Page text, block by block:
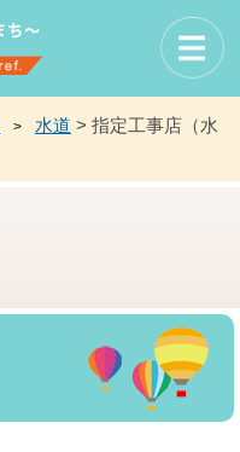
> 水道 > 指定工事店（水